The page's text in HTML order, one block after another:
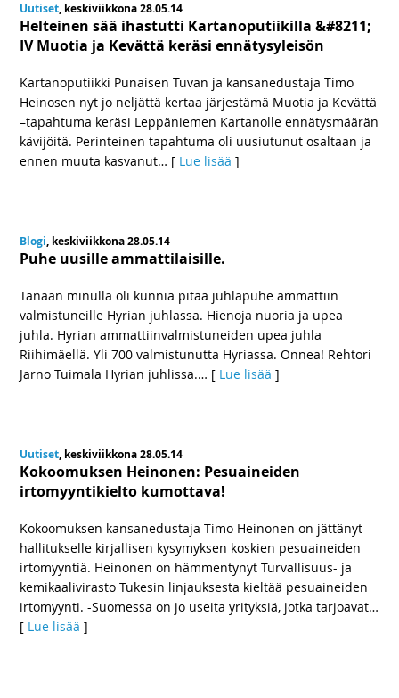
Uutiset, keskiviikkona 28.05.14
Helteinen sää ihastutti Kartanoputiikilla &#8211;
IV Muotia ja Kevättä keräsi ennätysyleisön
Kartanoputiikki Punaisen Tuvan ja kansanedustaja Timo
Heinosen nyt jo neljättä kertaa järjestämä Muotia ja Kevättä
–tapahtuma keräsi Leppäniemen Kartanolle ennätysmäärän
kävijöitä. Perinteinen tapahtuma oli uusiutunut osaltaan ja
ennen muuta kasvanut… [ Lue lisää ]
Blogi, keskiviikkona 28.05.14
Puhe uusille ammattilaisille.
Tänään minulla oli kunnia pitää juhlapuhe ammattiin
valmistuneille Hyrian juhlassa. Hienoja nuoria ja upea
juhla. Hyrian ammattiinvalmistuneiden upea juhla
Riihimäellä. Yli 700 valmistunutta Hyriassa. Onnea! Rehtori
Jarno Tuimala Hyrian juhlissa.… [ Lue lisää ]
Uutiset, keskiviikkona 28.05.14
Kokoomuksen Heinonen: Pesuaineiden
irtomyyntikielto kumottava!
Kokoomuksen kansanedustaja Timo Heinonen on jättänyt
hallitukselle kirjallisen kysymyksen koskien pesuaineiden
irtomyyntiä. Heinonen on hämmentynyt Turvallisuus- ja
kemikaalivirasto Tukesin linjauksesta kieltää pesuaineiden
irtomyynti. -Suomessa on jo useita yrityksiä, jotka tarjoavat…
[ Lue lisää ]